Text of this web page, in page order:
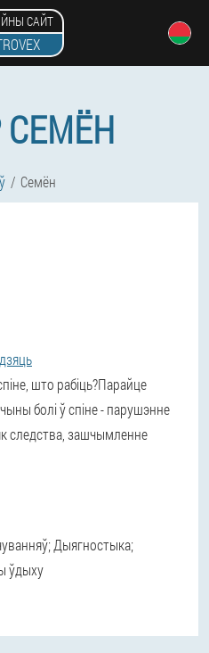
САЙТ
СЕМЁН
Семён
што рабіць?Парайце
болі ў спіне - парушэнне
следства, зашчымленне
Дыягностыка;
ўдыху